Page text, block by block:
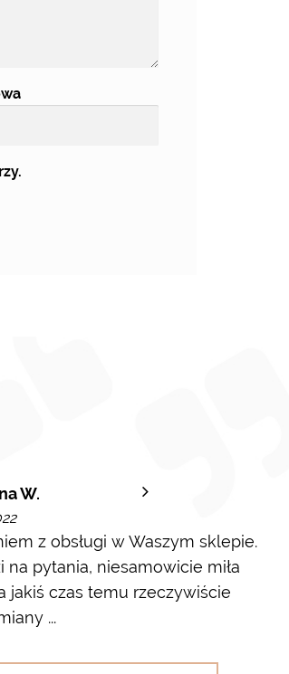
W.
z obsługi w Waszym sklepie.
pytania, niesamowicie miła
jakiś czas temu rzeczywiście
...